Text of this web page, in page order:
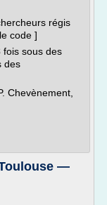
régis
code ]
fois sous des
des
Chevènement,
—